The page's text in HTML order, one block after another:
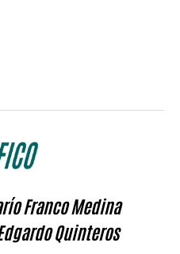
Franco Medina
Quinteros